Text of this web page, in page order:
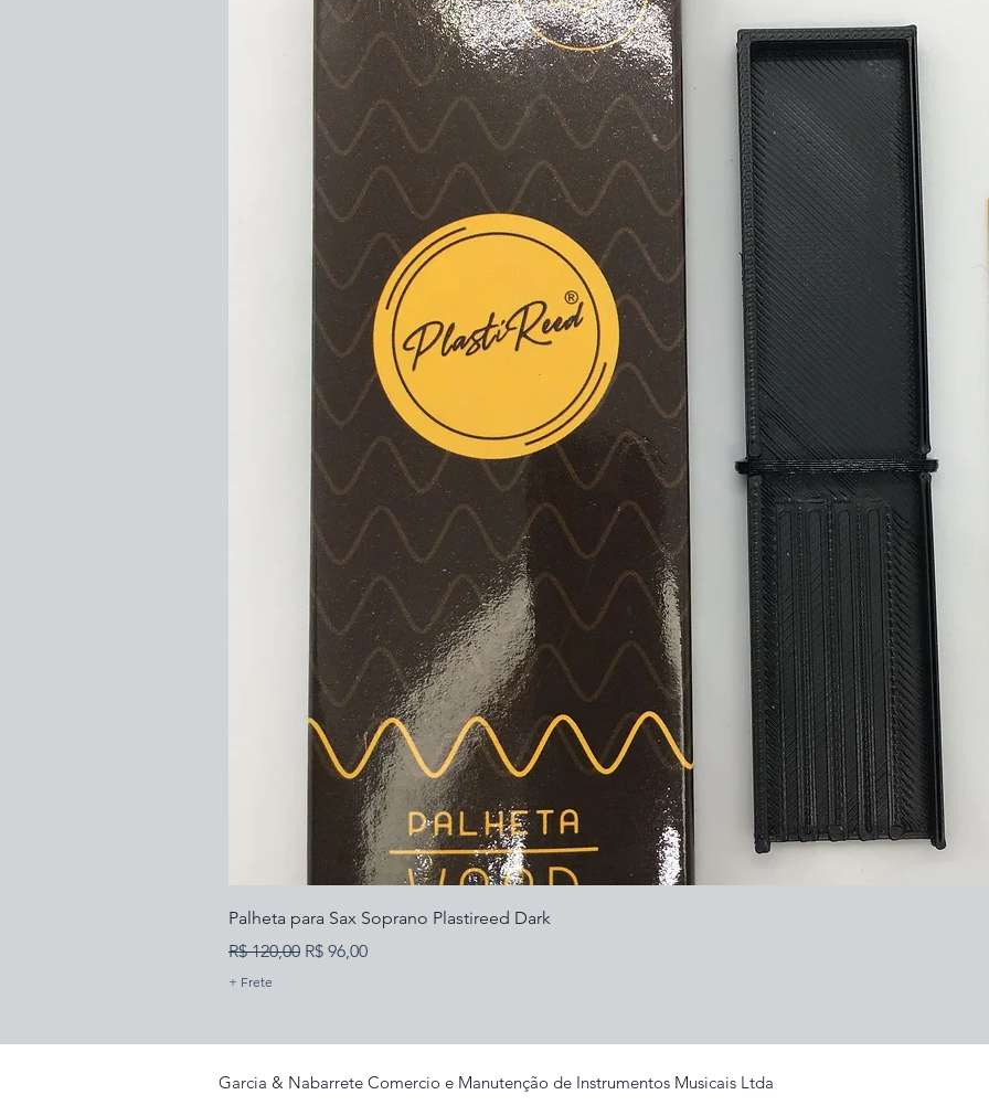
Palheta para Sax Soprano Plastireed Dark
Preço normal
R$ 120,00 Preço promocional
R$ 96,00
+ Frete
Garcia & Nabarrete Comercio e Manutenção de Instrumentos Musicais Ltda